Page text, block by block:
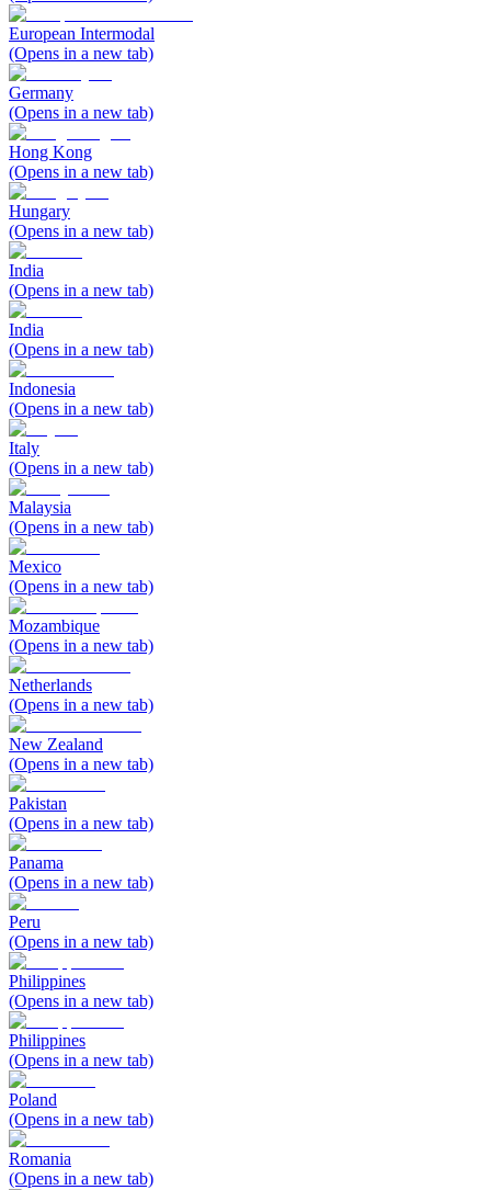
European Intermodal
(Opens in a new tab)
Germany
(Opens in a new tab)
Hong Kong
(Opens in a new tab)
Hungary
(Opens in a new tab)
India
(Opens in a new tab)
India
(Opens in a new tab)
Indonesia
(Opens in a new tab)
Italy
(Opens in a new tab)
Malaysia
(Opens in a new tab)
Mexico
(Opens in a new tab)
Mozambique
(Opens in a new tab)
Netherlands
(Opens in a new tab)
New Zealand
(Opens in a new tab)
Pakistan
(Opens in a new tab)
Panama
(Opens in a new tab)
Peru
(Opens in a new tab)
Philippines
(Opens in a new tab)
Philippines
(Opens in a new tab)
Poland
(Opens in a new tab)
Romania
(Opens in a new tab)